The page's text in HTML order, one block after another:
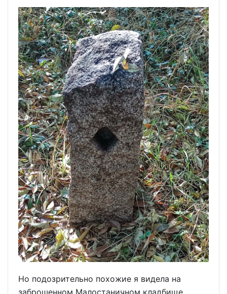
Но подозрительно похожие я видела на